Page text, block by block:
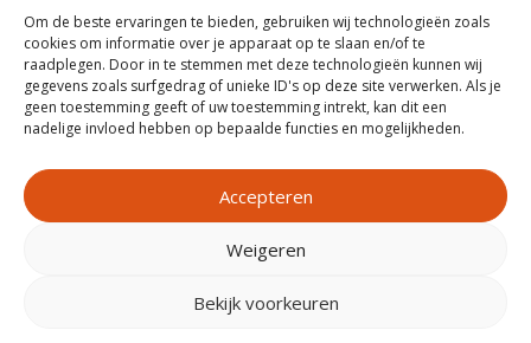
Om de beste ervaringen te bieden, gebruiken wij technologieën zoals
cookies om informatie over je apparaat op te slaan en/of te
raadplegen. Door in te stemmen met deze technologieën kunnen wij
gegevens zoals surfgedrag of unieke ID's op deze site verwerken. Als je
geen toestemming geeft of uw toestemming intrekt, kan dit een
nadelige invloed hebben op bepaalde functies en mogelijkheden.
Accepteren
Weigeren
Bekijk voorkeuren